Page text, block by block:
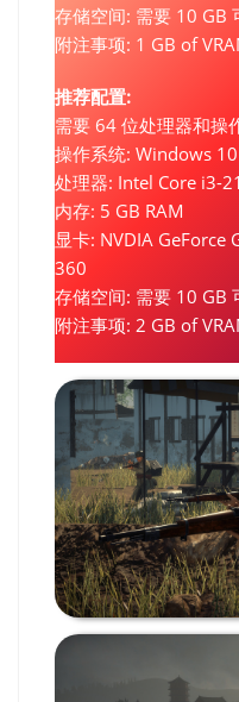
存储空间: 需要 10 GB
附注事项: 1 GB of
推荐配置:
需要 64 位处理器和操
操作系统: Windows
处理器: Intel Core i3-
内存: 5 GB RAM
显卡: NVDIA GeForce
360
存储空间: 需要 10 GB
附注事项: 2 GB of